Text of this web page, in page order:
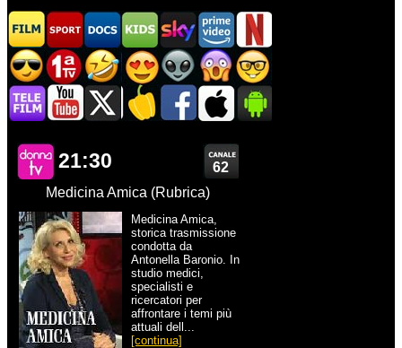
21:30
62
Medicina Amica (Rubrica)
Medicina Amica,
storica trasmissione
condotta da
Antonella Baronio. In
studio medici,
specialisti e
ricercatori per
affrontare i temi più
attuali dell...
[continua]